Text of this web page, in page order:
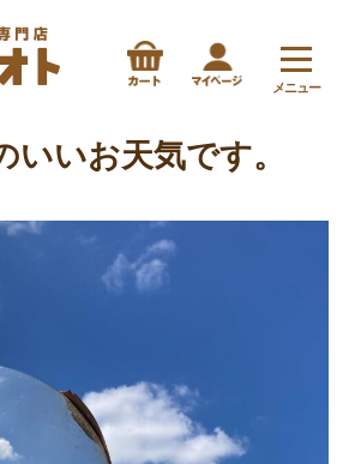
メニュー
いいお天気です。